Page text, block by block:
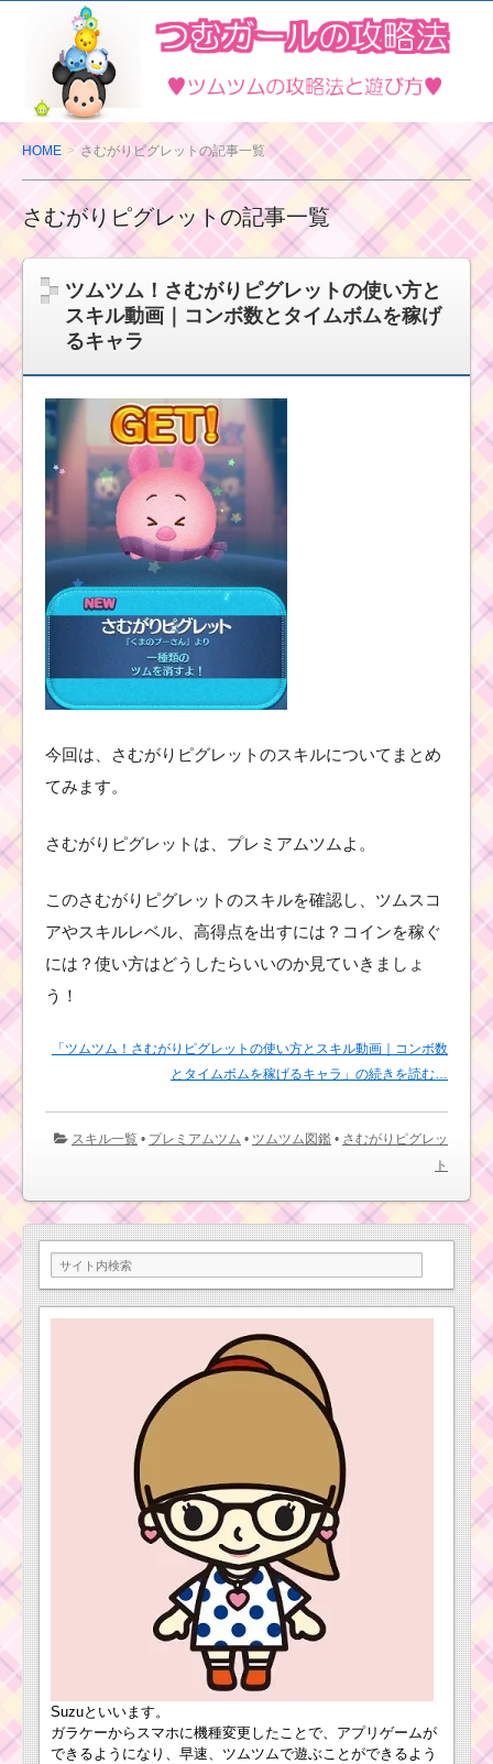
ム
ツ
ム
の
攻
法
と
遊
び
HOME さむがりピグレットの記事一覧
さむがりピグレットの記事一覧
ツムツム！さむがりピグレットの使い方と
スキル動画｜コンボ数とタイムボムを稼げ
るキャラ
今回は、さむがりピグレットのスキルについてまとめ
てみます。
さむがりピグレットは、プレミアムツムよ。
このさむがりピグレットのスキルを確認し、ツムスコ
アやスキルレベル、高得点を出すには？コインを稼ぐ
には？使い方はどうしたらいいのか見ていきましょ
う！
「ツムツム！さむがりピグレットの使い方とスキル動画｜コンボ数
とタイムボムを稼げるキャラ」の続きを読む…
スキル一覧 • プレミアムツム • ツムツム図鑑 • さむがりピグレッ
ト
Suzuといいます。
ガラケーからスマホに機種変更したことで、アプリゲームが
できるようになり、早速、ツムツムで遊ぶことができるよう